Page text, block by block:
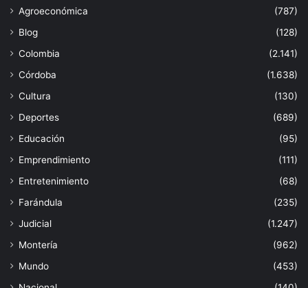
Agroeconómica
(787)
Blog
(128)
Colombia
(2.141)
Córdoba
(1.638)
Cultura
(130)
Deportes
(689)
Educación
(95)
Emprendimiento
(111)
Entretenimiento
(68)
Farándula
(235)
Judicial
(1.247)
Montería
(962)
Mundo
(453)